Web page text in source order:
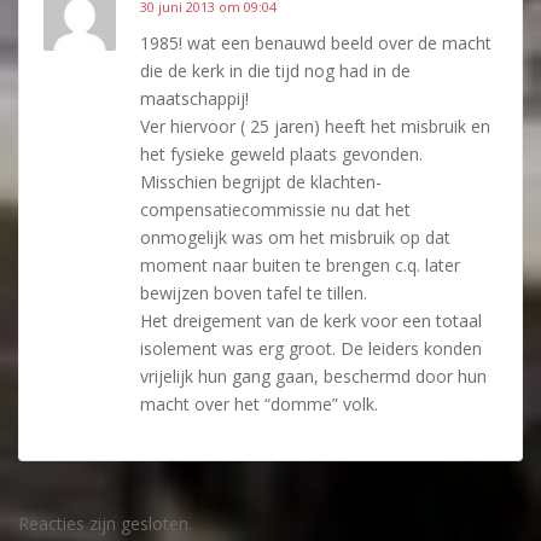
30 juni 2013 om 09:04
1985! wat een benauwd beeld over de macht
die de kerk in die tijd nog had in de
maatschappij!
Ver hiervoor ( 25 jaren) heeft het misbruik en
het fysieke geweld plaats gevonden.
Misschien begrijpt de klachten-
compensatiecommissie nu dat het
onmogelijk was om het misbruik op dat
moment naar buiten te brengen c.q. later
bewijzen boven tafel te tillen.
Het dreigement van de kerk voor een totaal
isolement was erg groot. De leiders konden
vrijelijk hun gang gaan, beschermd door hun
macht over het “domme” volk.
Reacties zijn gesloten.